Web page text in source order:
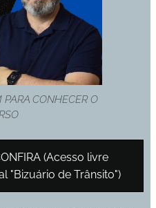
CONHECER O
(Acesso livre
"Bizuário de Trânsito")